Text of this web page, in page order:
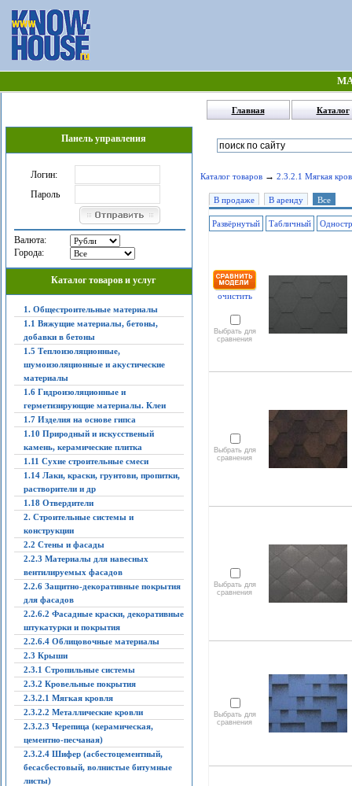
Главная Каталог
Панель управления
Логин:
Пароль
Валюта:
Города:
Каталог товаров и услуг
1. Общестроительные материалы
1.1 Вяжущие материалы, бетоны,
добавки в бетоны
1.5 Теплоизоляционные,
шумоизоляционные и акустические
материалы
1.6 Гидроизоляционные и
герметизирующие материалы. Клеи
1.7 Изделия на основе гипса
1.10 Природный и искусственый
камень, керамические плитка
1.11 Сухие строительные смеси
1.14 Лаки, краски, грунтови, пропитки,
растворители и др
1.18 Отвердители
2. Строительные системы и
конструкции
2.2 Стены и фасады
2.2.3 Материалы для навесных
вентилируемых фасадов
2.2.6 Защитно-декоративные покрытия
для фасадов
2.2.6.2 Фасадные краски, декоративные
штукатурки и покрытия
2.2.6.4 Облицовочные материалы
2.3 Крыши
2.3.1 Стропильные системы
2.3.2 Кровельные покрытия
2.3.2.1 Мягкая кровля
2.3.2.2 Металлические кровли
2.3.2.3 Черепица (керамическая,
цементно-песчаная)
2.3.2.4 Шифер (асбестоцементный,
бесасбестовый, волнистые битумные
листы)
Каталог товаров→ 2.3.2.1 Мягкая
В продаже В аренду Все
Развёрнутый Табличный
очистить
Выбрать для
сравнения
Выбрать для
сравнения
Выбрать для
сравнения
Выбрать для
сравнения